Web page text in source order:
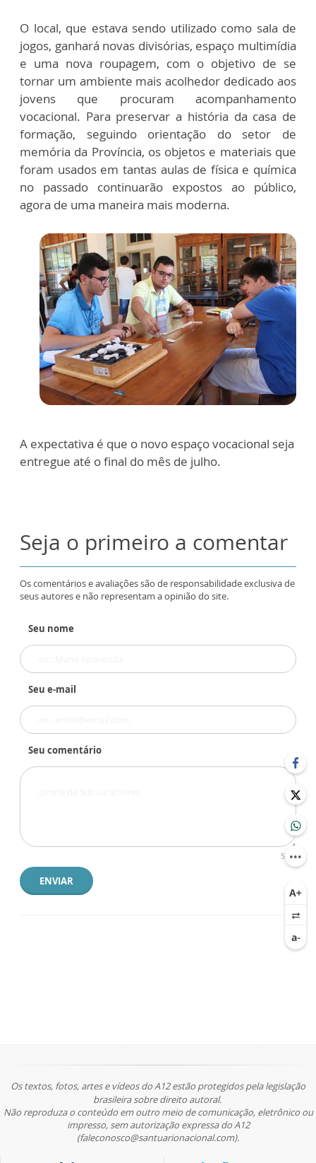
O local, que estava sendo utilizado como sala de
jogos, ganhará novas divisórias, espaço multimídia
e uma nova roupagem, com o objetivo de se
tornar um ambiente mais acolhedor dedicado aos
jovens que procuram acompanhamento
vocacional. Para preservar a história da casa de
formação, seguindo orientação do setor de
memória da Província, os objetos e materiais que
foram usados em tantas aulas de física e química
no passado continuarão expostos ao público,
agora de uma maneira mais moderna.
A expectativa é que o novo espaço vocacional seja
entregue até o final do mês de julho.
Seja o primeiro a comentar
Os comentários e avaliações são de responsabilidade exclusiva de
seus autores e não representam a opinião do site.
Seu nome
Seu e-mail
Seu comentário
500
ENVIAR
Os textos, fotos, artes e vídeos do A12 estão protegidos pela legislação
brasileira sobre direito autoral.
Não reproduza o conteúdo em outro meio de comunicação, eletrônico ou
impresso, sem autorização expressa do A12
(faleconosco@santuarionacional.com).